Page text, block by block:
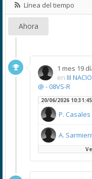
Línea del tiempo
Ahora
1 mes 19
en III
@ - 08VS-R
20/06/2026 10:31:45
P. Casales
A.